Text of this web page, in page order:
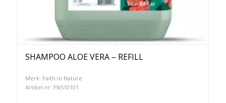
SHAMPOO ALOE VERA – REFILL
Merk: Faith in Nature
Artikel nr: FN510101